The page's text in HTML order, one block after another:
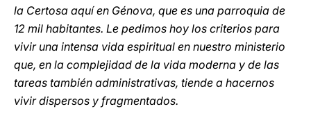
la Certosa aquí en Génova, que es una parroquia de
12 mil habitantes. Le pedimos hoy los criterios para
vivir una intensa vida espiritual en nuestro ministerio
que, en la complejidad de la vida moderna y de las
tareas también administrativas, tiende a hacernos
vivir dispersos y fragmentados.